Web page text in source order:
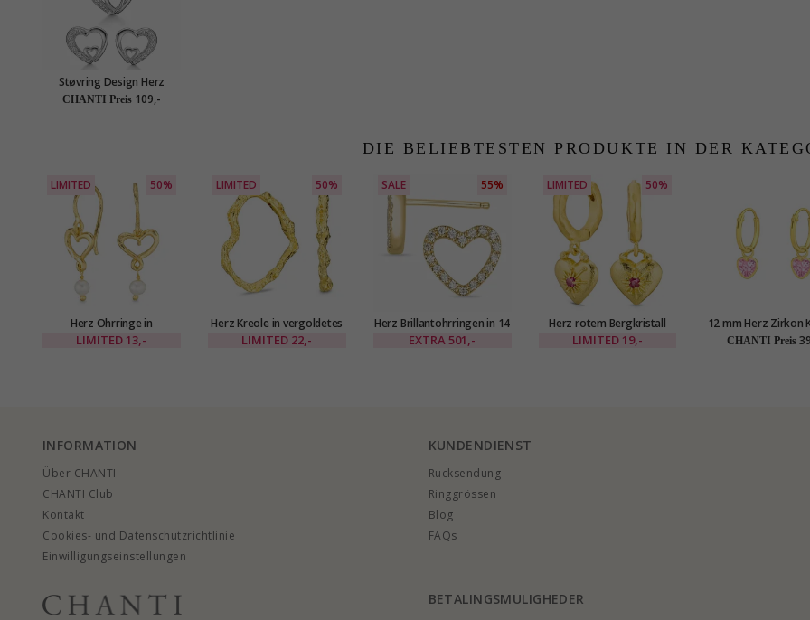
Støvring Design Herz
Schmuck Set in Silber
CHANTI Preis 109,-
DIE BELIEBTESTEN PRODUKTE IN DER
LIMITED 50%
Herz Ohrringe in
vergoldetes Messing - Eliné
LIMITED 13,-
LIMITED 50%
Herz Kreole in vergoldetes
Messing - Eliné
LIMITED 22,-
SALE 55%
Herz Brillantohrringen in 14
Karat Gold mit Diamant
EXTRA501,-
LIMITED 50%
Herz rotem Bergkristall
Kreole in vergoldetes
LIMITED 19,-
12 mm Herz Zirkon
in vergoldetem
CHANTI Preis
INFORMATION
Über CHANTI
CHANTI Club
Kontakt
Cookies- und Datenschutzrichtlinie
Einwilligungseinstellungen
KUNDENDIENST
Rucksendung
Ringgrössen
Blog
FAQs
BETALINGSMULIGHEDER